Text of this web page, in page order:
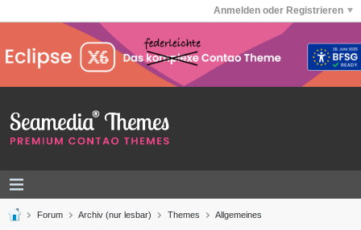
Anmelden oder Registrieren
Forum Archiv (nur lesbar) Themes Allgemeines